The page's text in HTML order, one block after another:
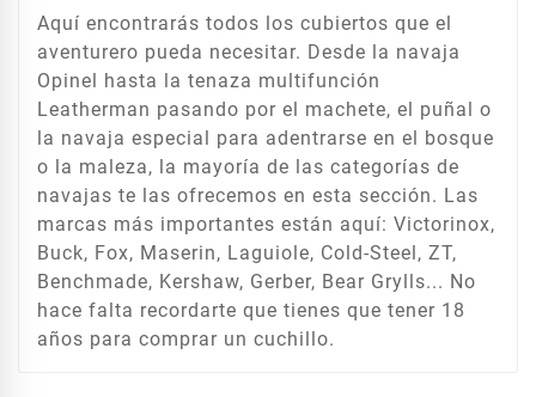
Aquí encontrarás todos los cubiertos que el
aventurero pueda necesitar. Desde la navaja
Opinel hasta la tenaza multifunción
Leatherman pasando por el machete, el puñal o
la navaja especial para adentrarse en el bosque
o la maleza, la mayoría de las categorías de
navajas te las ofrecemos en esta sección. Las
marcas más importantes están aquí: Victorinox,
Buck, Fox, Maserin, Laguiole, Cold-Steel, ZT,
Benchmade, Kershaw, Gerber, Bear Grylls... No
hace falta recordarte que tienes que tener 18
años para comprar un cuchillo.